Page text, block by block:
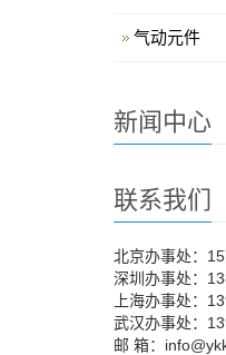
气动元件
新闻中心
联系我们
北京办事处：
深圳办事处：
上海办事处：
武汉办事处：
邮 箱：